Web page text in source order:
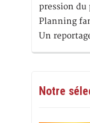
pression
Planning
Un
Notre